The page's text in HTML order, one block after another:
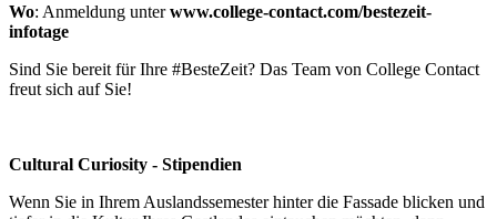
Wo: Anmeldung unterwww.college-contact.com/bestezeit-
infotage
Sind Sie bereit für Ihre #BesteZeit? Das Team von College Contact
freut sich auf Sie!
Cultural Curiosity - Stipendien
Wenn Sie in Ihrem Auslandssemester hinter die Fassade blicken und